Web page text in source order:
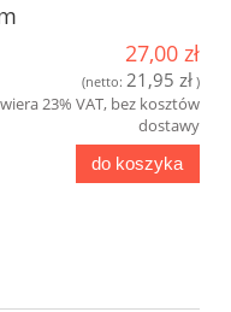
27,00 zł
(netto: 21,95 zł )
23% VAT, bez kosztów
dostawy
do koszyka